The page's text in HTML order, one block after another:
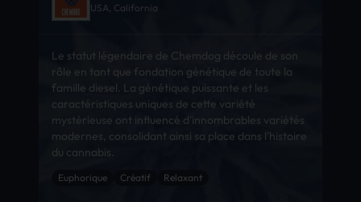
USA, California
Le statut légendaire de Chemdog découle de son
rôle en tant que fondation génétique de toute la
famille diesel. La génétique puissante et les
caractéristiques uniques de cette variété
mystérieuse ont influencé d'innombrables variétés
modernes, consolidant ainsi sa place dans l'histoire
du cannabis.
Euphorique Créatif Relaxant